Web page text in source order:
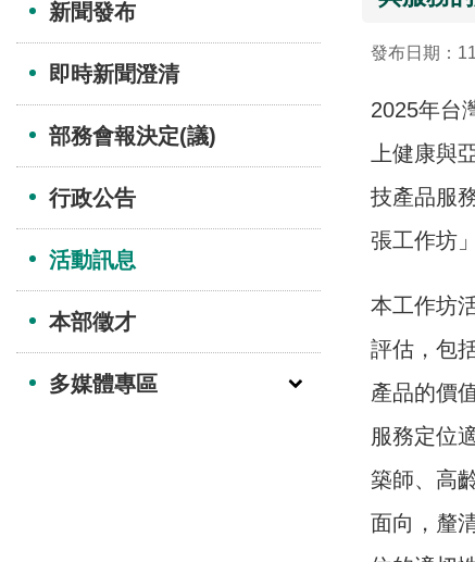
新聞發布
即時新聞澄清
部務會報決定(議)
行政公告
活動訊息
本部徵才
多媒體專區
發布日期：
2025年台
上健康與
技產品服
張工作坊」
本工作坊
評估，包
產品的價
服務定位
築師、高
面向，釐